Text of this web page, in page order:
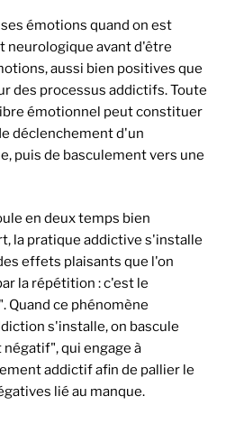
émotions quand on est
neurologique avant d'être
aussi bien positives que
des processus addictifs. Toute
émotionnel peut constituer
déclenchement d'un
puis de basculement vers une
en deux temps bien
la pratique addictive s'installe
effets plaisants que l'on
la répétition : c'est le
ce phénomène
s'installe, on bascule
qui engage à
addictif afin de pallier le
lié au manque.